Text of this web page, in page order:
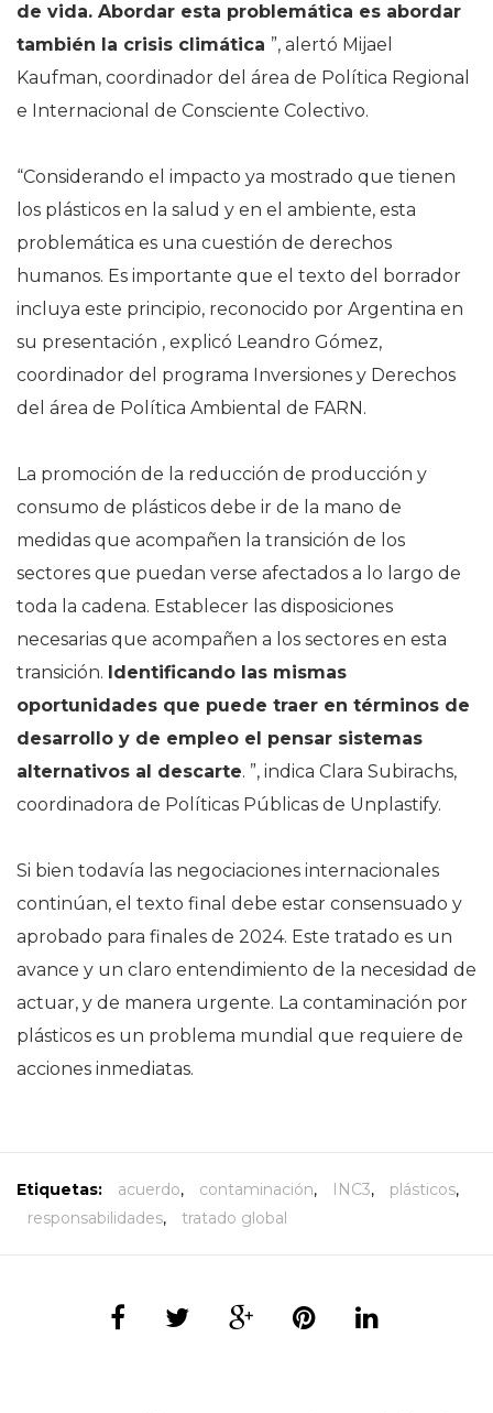
de vida. Abordar esta problemática es abordar
también la crisis climática ”, alertó Mijael
Kaufman, coordinador del área de Política Regional
e Internacional de Consciente Colectivo.
“Considerando el impacto ya mostrado que tienen
los plásticos en la salud y en el ambiente, esta
problemática es una cuestión de derechos
humanos. Es importante que el texto del borrador
incluya este principio, reconocido por Argentina en
su presentación , explicó Leandro Gómez,
coordinador del programa Inversiones y Derechos
del área de Política Ambiental de FARN.
La promoción de la reducción de producción y
consumo de plásticos debe ir de la mano de
medidas que acompañen la transición de los
sectores que puedan verse afectados a lo largo de
toda la cadena. Establecer las disposiciones
necesarias que acompañen a los sectores en esta
transición. Identificando las mismas
oportunidades que puede traer en términos de
desarrollo y de empleo el pensar sistemas
alternativos al descarte. ”, indica Clara Subirachs,
coordinadora de Políticas Públicas de Unplastify.
Si bien todavía las negociaciones internacionales
continúan, el texto final debe estar consensuado y
aprobado para finales de 2024. Este tratado es un
avance y un claro entendimiento de la necesidad de
actuar, y de manera urgente. La contaminación por
plásticos es un problema mundial que requiere de
acciones inmediatas.
Etiquetas: acuerdo, contaminación, INC3, plásticos,
responsabilidades, tratado global